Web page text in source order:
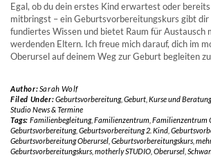
Egal, ob du dein erstes Kind erwartest oder
mitbringst – ein Geburtsvorbereitungskurs gibt
fundiertes Wissen und bietet Raum für Austausch
werdenden Eltern. Ich freue mich darauf, dich im
Oberursel auf deinem Weg zur Geburt begleiten
Author:Sarah Wolf
Filed Under:Geburtsvorbereitung, Geburt, Kurse und
Studio News & Termine
Tags: Familienbegleitung, Familienzentrum Familienzentrum
Geburtsvorbereitung, Geburtsvorbereitung 2. Kind
Geburtsvorbereitung Oberursel Geburtsvorbereitungskurs
Geburtsvorbereitungskurs motherly STUDIO Oberursel